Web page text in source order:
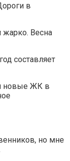
в
жарко. Весна
составляет
новые ЖК в
но мне